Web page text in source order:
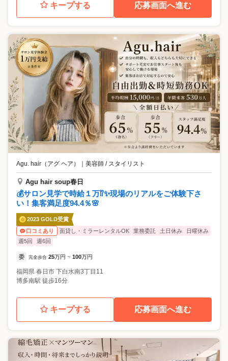
キープする 応募画面へ進む
Agu. hair（アグ ヘア） 美容師 / スタイリスト
Agu hair soup春日
💰サロン見学で時給１万⁉✨現場のリアルをご体験下さ
い！集客満足度94.4％🌸
2023 GOLD受賞
口コミあり
面貸し・ミラーレンタルOK 業務委託 土日休み
日曜休み
週5回
週6回
委 完全歩合 25万円 ~ 100万円
福岡県 春日市 下白水南3丁目11
博多南駅 徒歩16分
キープする 応募画面へ進む